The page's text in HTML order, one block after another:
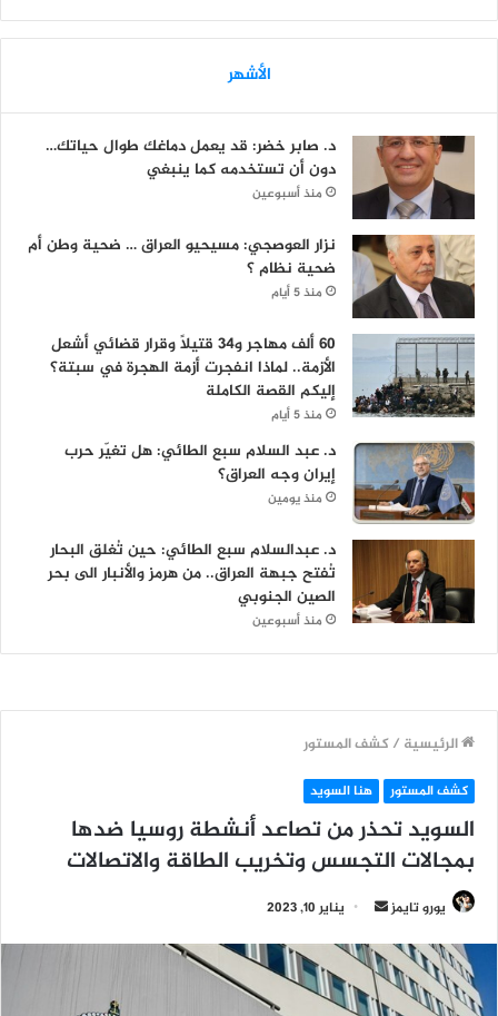
الأشهر
د. صابر خضر: قد يعمل دماغك طوال حياتك…
دون أن تستخدمه كما ينبغي
منذ أسبوعين
نزار العوصجي: مسيحيو العراق … ضحية وطن أم
ضحية نظام ؟
منذ 5 أيام
60 ألف مهاجر و34 قتيلاً وقرار قضائي أشعل
الأزمة.. لماذا انفجرت أزمة الهجرة في سبتة؟
إليكم القصة الكاملة
منذ 5 أيام
د. عبد السلام سبع الطائي: هل تغيّر حرب
إيران وجه العراق؟
منذ يومين
د. عبدالسلام سبع الطائي: حين تُغلق البحار
تُفتح جبهة العراق.. من هرمز والأنبار الى بحر
الصين الجنوبي
منذ أسبوعين